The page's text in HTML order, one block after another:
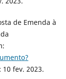
de Emenda à
fev. 2023.